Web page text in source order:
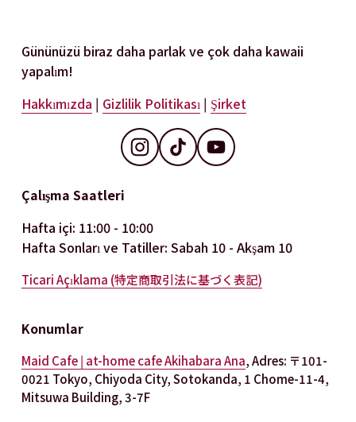
Gününüzü biraz daha parlak ve çok daha kawaii
yapalım!
Hakkımızda | Gizlilik Politikası | Şirket
Çalışma Saatleri
Hafta içi: 11:00 - 10:00
Hafta Sonları ve Tatiller: Sabah 10 - Akşam 10
Ticari Açıklama (特定商取引法に基づく表記)
Konumlar
Maid Cafe | at-home cafe Akihabara Ana, Adres: 〒101-
0021 Tokyo, Chiyoda City, Sotokanda, 1 Chome-11-4,
Mitsuwa Building, 3-7F